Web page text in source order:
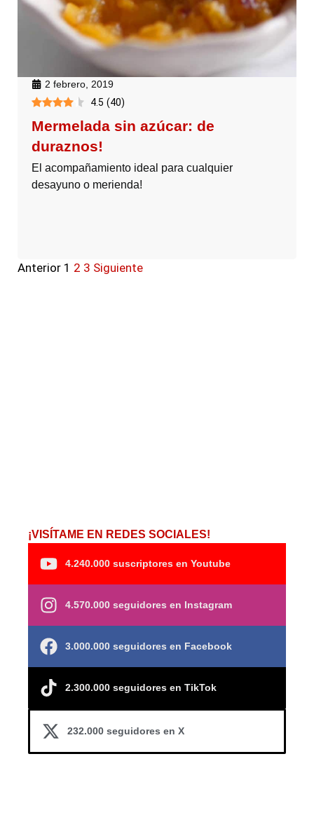
2 febrero, 2019
4.5 (40)
Mermelada sin azúcar: de
duraznos!
El acompañamiento ideal para cualquier
desayuno o merienda!
Anterior 1 2 3 Siguiente
¡VISÍTAME EN REDES SOCIALES!
4.240.000 suscriptores en Youtube
4.570.000 seguidores en Instagram
3.000.000 seguidores en Facebook
2.300.000 seguidores en TikTok
232.000 seguidores en X